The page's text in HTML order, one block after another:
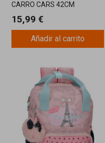
CARRO CARS 42CM
15,99 €
Añadir al carrito